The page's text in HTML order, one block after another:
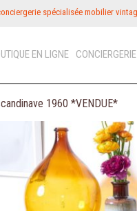
spécialisée mobilier
EN LIGNE
1960 *VENDUE*